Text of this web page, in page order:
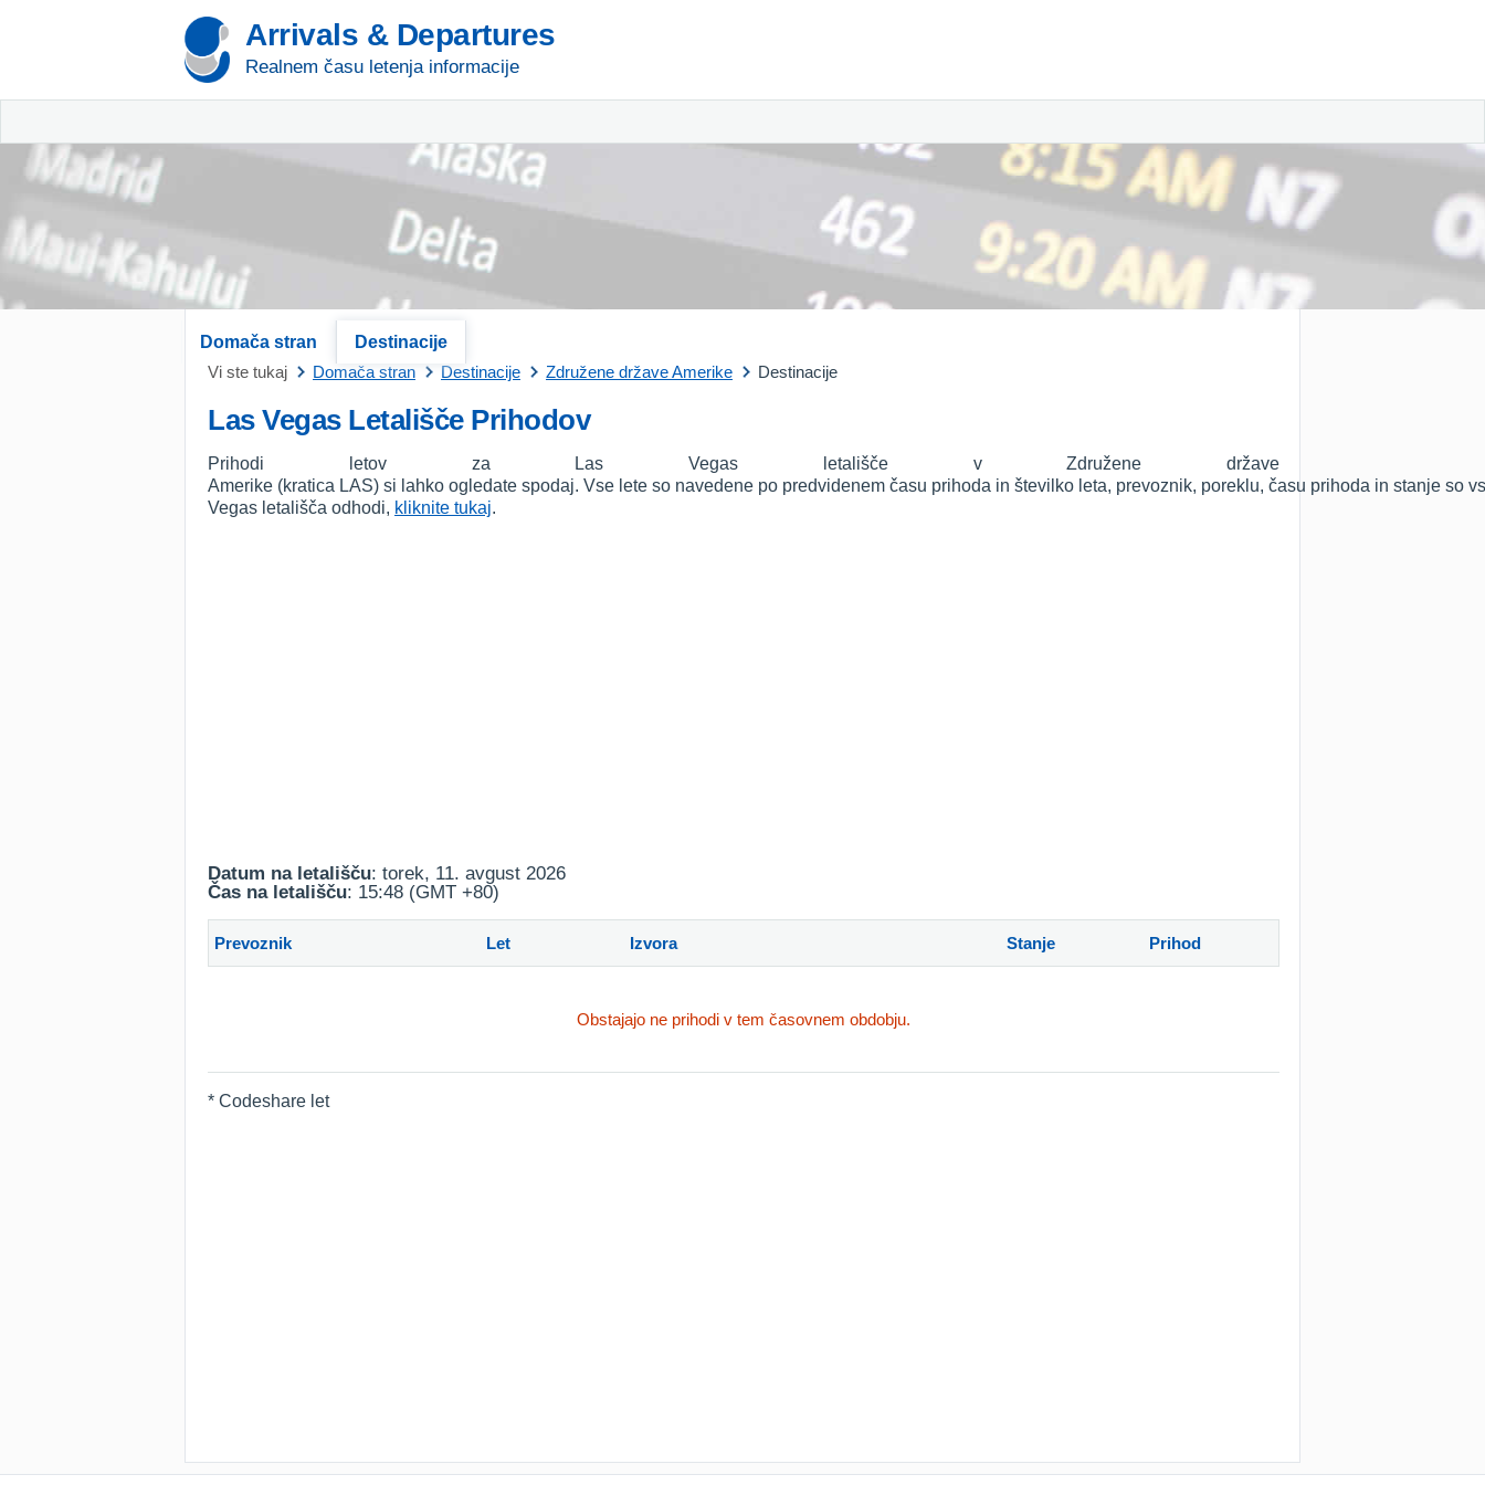
Arrivals & Departures
Realnem času letenja informacije
Domača stran
Destinacije
Vi ste tukaj
Domača stran Destinacije Združene države Amerike Destinacije
Las Vegas Letališče Prihodov
Prihodi letov za Las Vegas letališče v Združene države
Amerike (kratica LAS) si lahko ogledate spodaj. Vse lete so navedene po predvidenem času prihoda in številko leta, prevoznik, poreklu, času prihoda in stanje
Vegas letališča odhodi, kliknite tukaj.
Datum na letališču: torek, 11. avgust 2026
Čas na letališču: 15:48 (GMT +80)
Prevoznik Let Izvora Stanje Prihod
Obstajajo ne prihodi v tem časovnem obdobju.
* Codeshare let